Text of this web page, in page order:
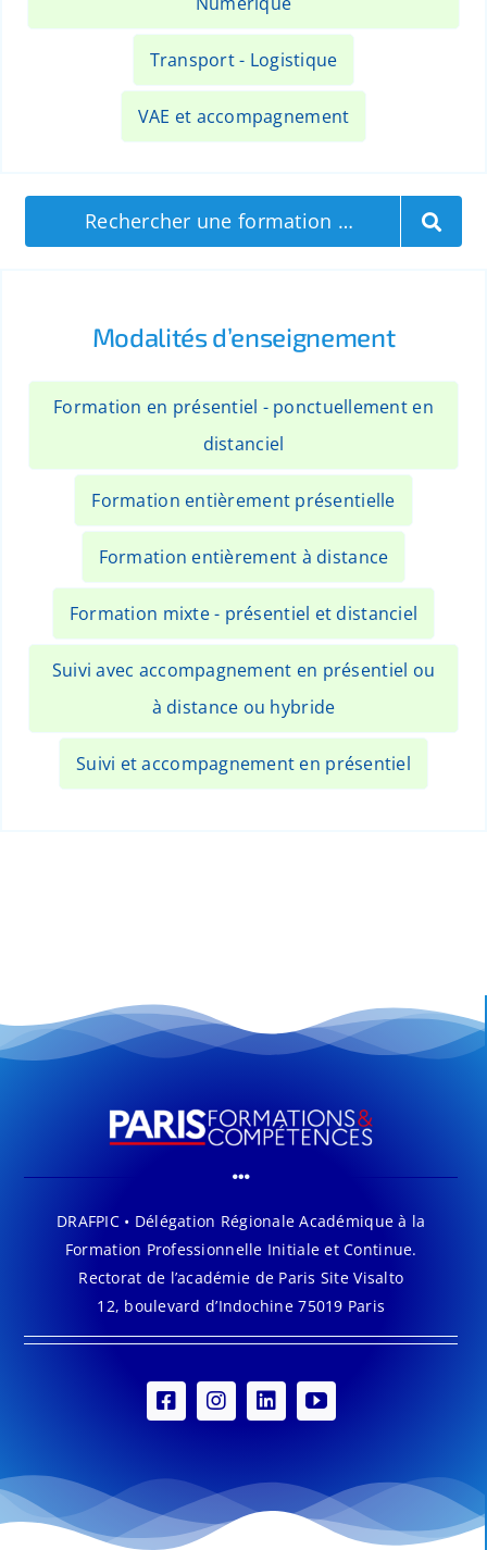
Transport - Logistique
VAE et accompagnement
Rechercher une formation …
Modalités d’enseignement
Formation en présentiel - ponctuellement en
distanciel
Formation entièrement présentielle
Formation entièrement à distance
Formation mixte - présentiel et distanciel
Suivi avec accompagnement en présentiel ou
à distance ou hybride
Suivi et accompagnement en présentiel
DRAFPIC • Délégation Régionale Académique à la
Formation Professionnelle Initiale et Continue.
Rectorat de l’académie de Paris Site Visalto
12, boulevard d’Indochine 75019 Paris